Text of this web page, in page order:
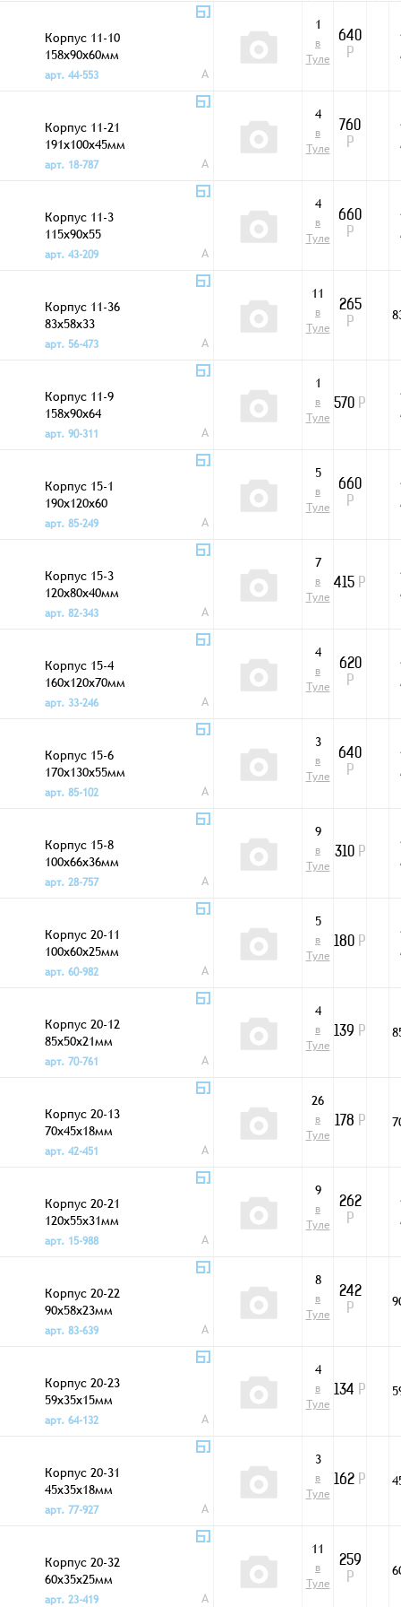
Корпус 11-10
158x90x60мм
арт. 44-553
A
1
в
Туле
640
Р
Корпус 11-21
191x100x45мм
арт. 18-787
A
4
в
Туле
760
Р
Корпус 11-3
115x90x55
арт. 43-209
A
4
в
Туле
660
Р
Корпус 11-36
83x58x33
арт. 56-473
A
11
в
Туле
265
Р
Корпус 11-9
158x90x64
арт. 90-311
A
1
в
Туле
570 Р
Корпус 15-1
190x120x60
арт. 85-249
A
5
в
Туле
660
Р
Корпус 15-3
120x80x40мм
арт. 82-343
A
7
в
Туле
415 Р
Корпус 15-4
160x120x70мм
арт. 33-246
A
4
в
Туле
620
Р
Корпус 15-6
170x130x55мм
арт. 85-102
A
3
в
Туле
640
Р
Корпус 15-8
100x66x36мм
арт. 28-757
A
9
в
Туле
310 Р
Корпус 20-11
100x60x25мм
арт. 60-982
A
5
в
Туле
180 Р
Корпус 20-12
85x50x21мм
арт. 70-761
A
4
в
Туле
139 Р
Корпус 20-13
70x45x18мм
арт. 42-451
A
26
в
Туле
178 Р
Корпус 20-21
120x55x31мм
арт. 15-988
A
9
в
Туле
262
Р
Корпус 20-22
90x58x23мм
арт. 83-639
A
8
в
Туле
242
Р
Корпус 20-23
59x35x15мм
арт. 64-132
A
4
в
Туле
134 Р
Корпус 20-31
45x35x18мм
арт. 77-927
A
3
в
Туле
162 Р
Корпус 20-32
60x35x25мм
арт. 23-419
A
11
в
Туле
259
Р